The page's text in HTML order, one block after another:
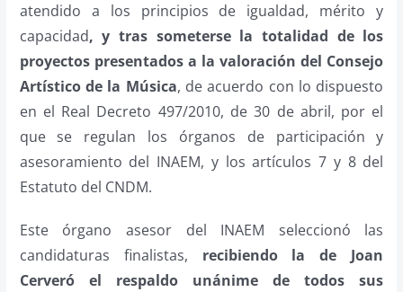
atendido a los principios de igualdad, mérito y
capacidad, y tras someterse la totalidad de los
proyectos presentados a la valoración del Consejo
Artístico de la Música, de acuerdo con lo dispuesto
en el Real Decreto 497/2010, de 30 de abril, por el
que se regulan los órganos de participación y
asesoramiento del INAEM, y los artículos 7 y 8 del
Estatuto del CNDM.
Este órgano asesor del INAEM seleccionó las
candidaturas finalistas, recibiendo la de Joan
Cerveró el respaldo unánime de todos sus